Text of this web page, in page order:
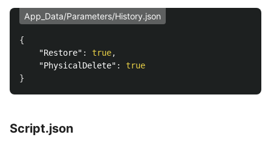
App_Data/Parameters/History.json
{
"Restore" : true,
"PhysicalDelete" :
true
}
Script.json